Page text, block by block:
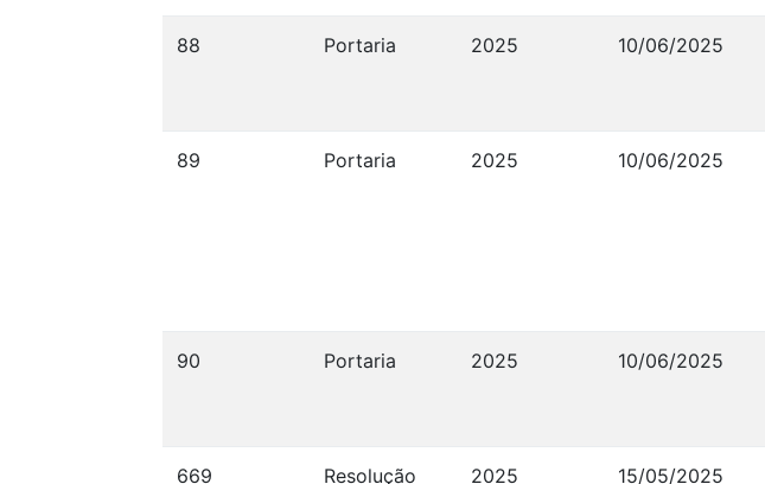
88 Portaria 2025 10/06/2025
89 Portaria 2025 10/06/2025
90 Portaria 2025 10/06/2025
669
Resolução
2025 15/05/2025